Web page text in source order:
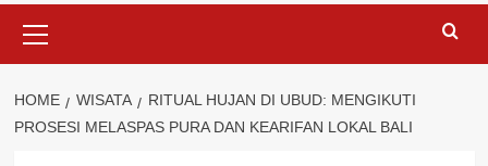
Menu
HOME WISATA
RITUAL HUJAN DI UBUD: MENGIKUTI
PROSESI MELASPAS PURA DAN KEARIFAN LOKAL BALI